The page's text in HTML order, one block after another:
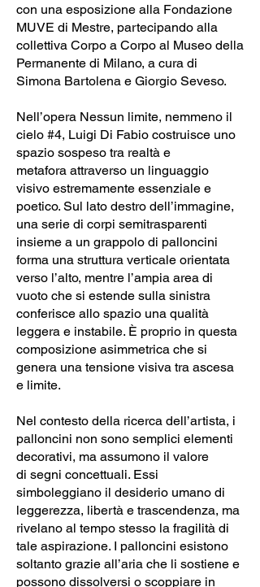
con una esposizione alla Fondazione
MUVE di Mestre, partecipando alla
collettiva Corpo a Corpo al Museo della
Permanente di Milano, a cura di
Simona Bartolena e Giorgio Seveso.
Nell’opera Nessun limite, nemmeno il
cielo #4, Luigi Di Fabio costruisce uno
spazio sospeso tra realtà e
metafora attraverso un linguaggio
visivo estremamente essenziale e
poetico. Sul lato destro dell’immagine,
una serie di corpi semitrasparenti
insieme a un grappolo di palloncini
forma una struttura verticale orientata
verso l’alto, mentre l’ampia area di
vuoto che si estende sulla sinistra
conferisce allo spazio una qualità
leggera e instabile. È proprio in questa
composizione asimmetrica che si
genera una tensione visiva tra ascesa
e limite.
Nel contesto della ricerca dell’artista, i
palloncini non sono semplici elementi
decorativi, ma assumono il valore
di segni concettuali. Essi
simboleggiano il desiderio umano di
leggerezza, libertà e trascendenza, ma
rivelano al tempo stesso la fragilità di
tale aspirazione. I palloncini esistono
soltanto grazie all’aria che li sostiene e
possono dissolversi o scoppiare in